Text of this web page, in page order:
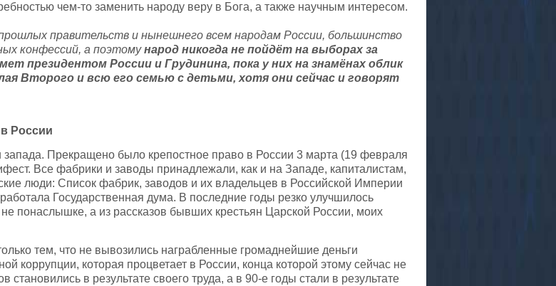
чем-то заменить народу веру в Бога, а также научным интересом.
правительств и нынешнего всем народам России, большинство
конфессий, а поэтомународ никогда не пойдёт на выборах за
президентом России и Грудинина, пока у них на знамёнах облик
Второго и всю его семью с детьми, хотя они сейчас и говорят
России
запада. Прекращено было крепостное право в России 3 марта (19 февраля
Все фабрики и заводы принадлежали, как и на Западе, капиталистам,
люди: Список фабрик, заводов и их владельцев в Российской Империи
Государственная дума. В последние годы резко улучшилось
понаслышке, а из рассказов бывших крестьян Царской России, моих
тем, что не вывозились награбленные громаднейшие деньги
коррупции, которая процветает в России, конца которой этому сейчас не
в результате своего труда, а в 90-е годы стали в результате